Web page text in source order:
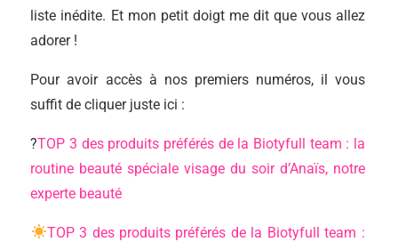
liste inédite. Et mon petit doigt me dit que vous allez
adorer !
Pour avoir accès à nos premiers numéros, il vous
suffit de cliquer juste ici :
?TOP 3 des produits préférés de la Biotyfull team : la
routine beauté spéciale visage du soir d’Anaïs, notre
experte beauté
TOP 3 des produits préférés de la Biotyfull team :